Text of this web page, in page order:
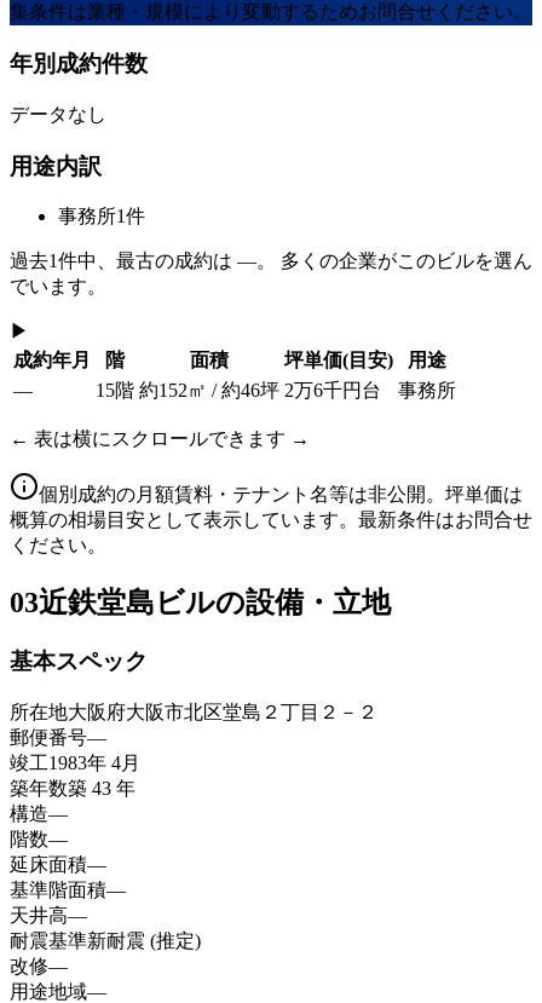
集条件は業種・規模により変動するためお問合せください。
年別成約件数
データなし
用途内訳
事務所1件
過去1件中、最古の成約は —。 多くの企業がこのビルを選ん
でいます。
▶
成約年月
階 面積 坪単価(目安)
用途
—
15階 約152㎡ / 約46坪 2万6千円台 事務所
← 表は横にスクロールできます →
個別成約の月額賃料・テナント名等は非公開。坪単価は
概算の相場目安として表示しています。最新条件はお問合せ
ください。
03近鉄堂島ビルの設備・立地
基本スペック
所在地大阪府大阪市北区堂島２丁目２－２
郵便番号—
竣工1983年 4月
築年数築 43 年
構造—
階数—
延床面積—
基準階面積—
天井高—
耐震基準新耐震 (推定)
改修—
用途地域—